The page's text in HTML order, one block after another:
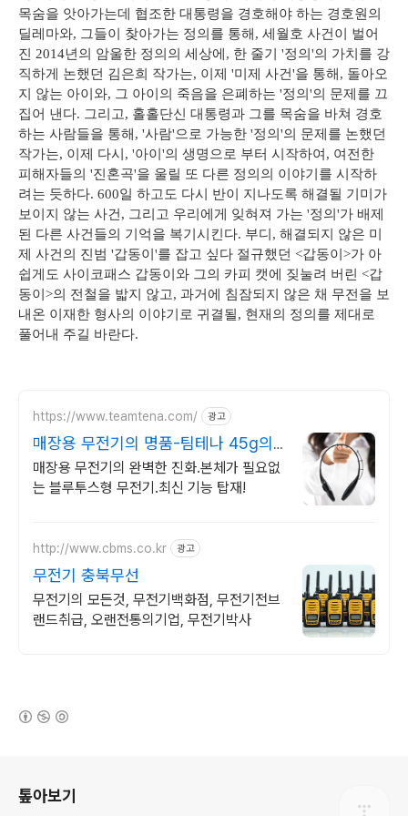
목숨을 앗아가는데 협조한 대통령을 경호해야 하는 경호원의
딜레마와, 그들이 찾아가는 정의를 통해, 세월호 사건이 벌어
진 2014년의 암울한 정의의 세상에, 한 줄기 '정의'의 가치를 강
직하게 논했던 김은희 작가는, 이제 '미제 사건'을 통해, 돌아오
지 않는 아이와, 그 아이의 죽음을 은폐하는 '정의'의 문제를 끄
집어 낸다. 그리고, 홀홀단신 대통령과 그를 목숨을 바쳐 경호
하는 사람들을 통해, '사람'으로 가능한 '정의'의 문제를 논했던
작가는, 이제 다시, '아이'의 생명으로 부터 시작하여, 여전한
피해자들의 '진혼곡'을 울릴 또 다른 정의의 이야기를 시작하
려는 듯하다. 600일 하고도 다시 반이 지나도록 해결될 기미가
보이지 않는 사건, 그리고 우리에게 잊혀져 가는 '정의'가 배제
된 다른 사건들의 기억을 복기시킨다. 부디, 해결되지 않은 미
제 사건의 진범 '갑동이'를 잡고 싶다 절규했던 <갑동이>가 아
쉽게도 사이코패스 갑동이와 그의 카피 캣에 짖눌려 버린 <갑
동이>의 전철을 밟지 않고, 과거에 침잠되지 않은 채 무전을 보
내온 이재한 형사의 이야기로 귀결될, 현재의 정의를 제대로
풀어내 주길 바란다.
https://www.teamtena.com/ 광고
매장용 무전기의 명품-팀테나 45g의
가벼움
매장용 무전기의 완벽한 진화.본체가 필요없
는 블루투스형 무전기.최신 기능 탑재!
http://www.cbms.co.kr 광고
무전기 충북무선
무전기의 모든것, 무전기백화점, 무전기전브
랜드취급, 오랜전통의기업, 무전기박사
톺아보기